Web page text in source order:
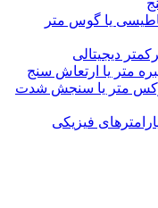
یا گوس متر
دیجیتالی
متر یا ارتعاش سنج
متر یا سنجش شدت
فیزیکی